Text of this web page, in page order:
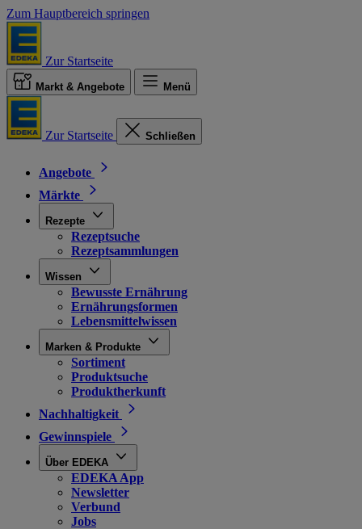
Zum Hauptbereich springen
Zur Startseite
Markt & Angebote Menü
Zur Startseite Schließen
Angebote
Märkte
Rezepte
Rezeptsuche
Rezeptsammlungen
Wissen
Bewusste Ernährung
Ernährungsformen
Lebensmittelwissen
Marken & Produkte
Sortiment
Produktsuche
Produktherkunft
Nachhaltigkeit
Gewinnspiele
Über EDEKA
EDEKA App
Newsletter
Verbund
Jobs